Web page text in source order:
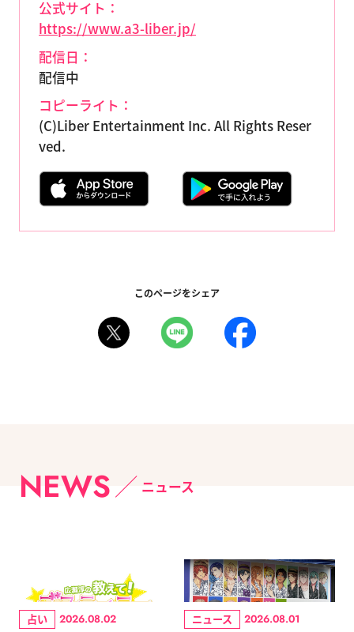
公式サイト：
https://www.a3-liber.jp/
配信日：
配信中
コピーライト：
(C)Liber Entertainment Inc. All Rights Reser
ved.
このページをシェア
NEWS ニュース
占い 2026.08.02 ニュース 2026.08.01